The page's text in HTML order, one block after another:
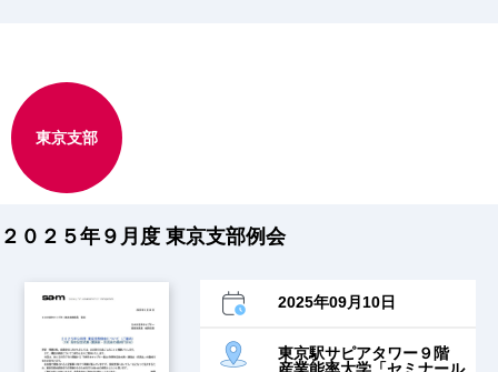
東京支部
２０２５年９月度 東京支部例会
2025年09月10日
東京駅サピアタワー９階